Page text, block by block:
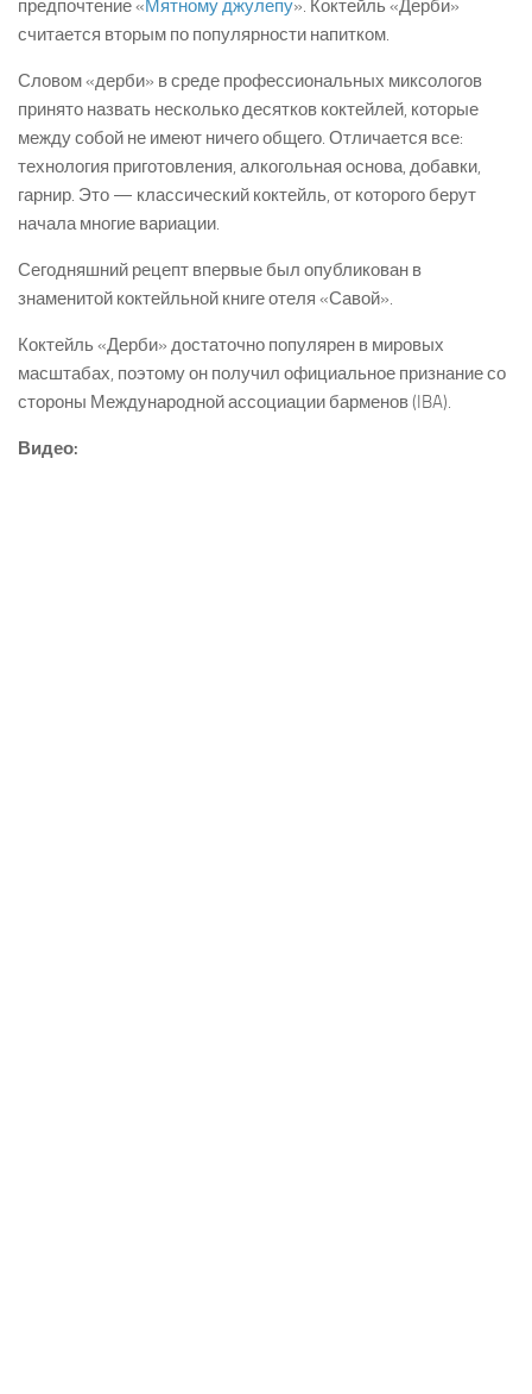
предпочтение «Мятному джулепу». Коктейль «Дерби»
считается вторым по популярности напитком.
Словом «дерби» в среде профессиональных миксологов
принято назвать несколько десятков коктейлей, которые
между собой не имеют ничего общего. Отличается все:
технология приготовления, алкогольная основа, добавки,
гарнир. Это — классический коктейль, от которого берут
начала многие вариации.
Сегодняшний рецепт впервые был опубликован в
знаменитой коктейльной книге отеля «Савой».
Коктейль «Дерби» достаточно популярен в мировых
масштабах, поэтому он получил официальное признание со
стороны Международной ассоциации барменов (IBA).
Видео: